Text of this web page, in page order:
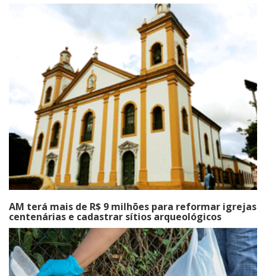
AM terá mais de R$ 9 milhões para reformar igrejas
centenárias e cadastrar sítios arqueológicos